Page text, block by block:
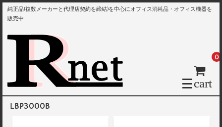
純正品(複数メーカーと代理店契約を締結)を中心にオフィス消耗品・オフィス機器を
販売中
cart
0
LBP3000B